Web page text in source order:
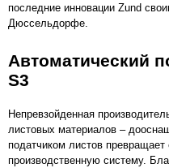
последние инновации Zund
Дюссельдорфе.
Автоматический
S3
Непревзойденная
листовых материалов –
податчиком листов
производственную систему.